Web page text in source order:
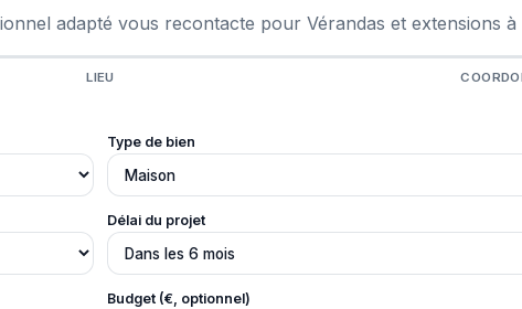
adapté vous recontacte pour Vérandas et extensions à
LIEU
Type de bien
Délai du projet
Budget (€, optionnel)